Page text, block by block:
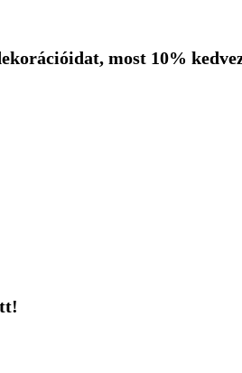
most 10%